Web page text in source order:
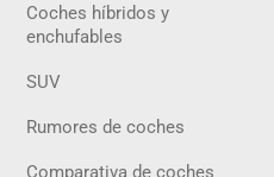
Coches híbridos y
enchufables
SUV
Rumores de coches
Comparativa de coches